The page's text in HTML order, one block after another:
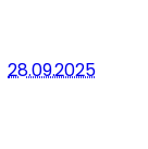
28.09.2025